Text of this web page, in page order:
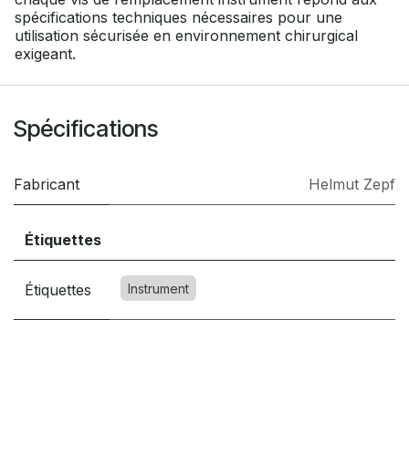
spécifications techniques nécessaires pour une
utilisation sécurisée en environnement chirurgical
exigeant.
Spécifications
Fabricant Helmut Zepf
Étiquettes
Étiquettes Instrument